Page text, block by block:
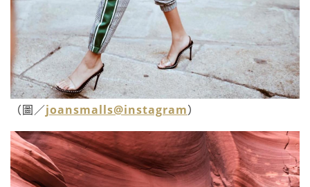
（圖／joansmalls@instagram）